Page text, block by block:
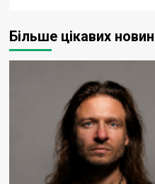
Більше цікавих новин